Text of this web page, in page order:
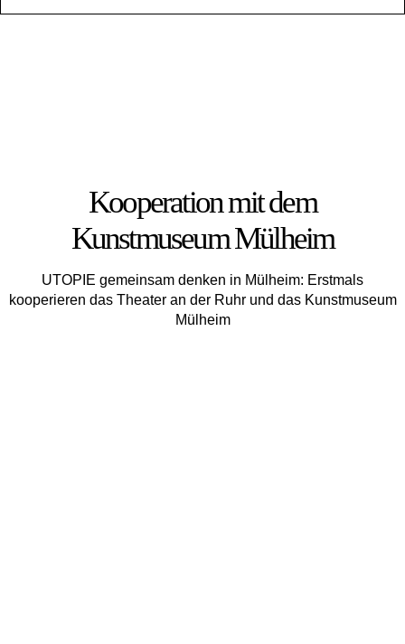
Kooperation mit dem
Kunstmuseum Mülheim
UTOPIE gemeinsam denken in Mülheim: Erstmals
kooperieren das Theater an der Ruhr und das Kunstmuseum
Mül­heim